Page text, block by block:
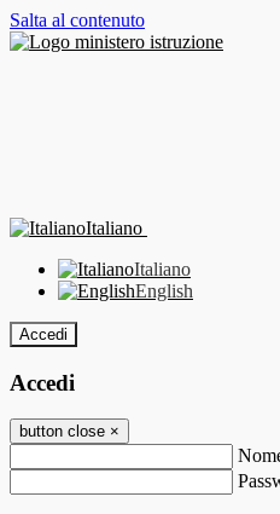
Salta al contenuto
Italiano
Italiano
English
Accedi
Accedi
button close ×